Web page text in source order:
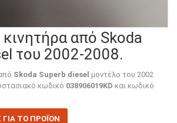
από Skoda
του 2002-2008.
Skoda Superb diesel μοντέλο του 2002
κωδικό 038906019KD και κωδικό
ΤΟ ΠΡΟΪΟΝ